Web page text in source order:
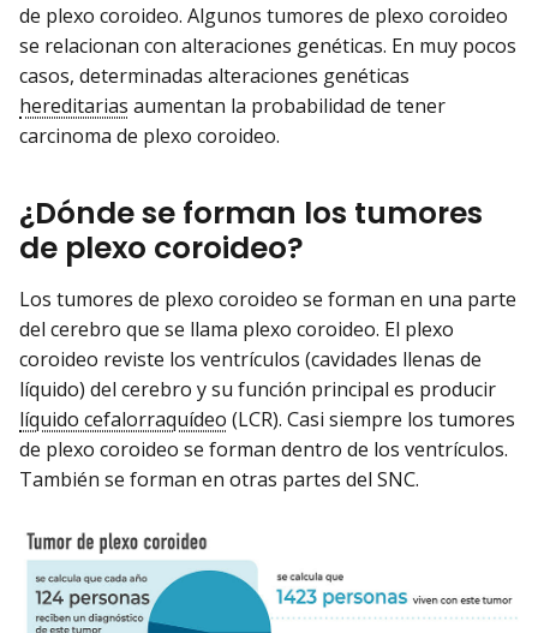
de plexo coroideo. Algunos tumores de plexo coroideo
se relacionan con alteraciones genéticas. En muy pocos
casos, determinadas alteraciones genéticas
hereditarias aumentan la probabilidad de tener
carcinoma de plexo coroideo.
¿Dónde se forman los tumores
de plexo coroideo?
Los tumores de plexo coroideo se forman en una parte
del cerebro que se llama plexo coroideo. El plexo
coroideo reviste los ventrículos (cavidades llenas de
líquido) del cerebro y su función principal es producir
líquido cefalorraquídeo (LCR). Casi siempre los tumores
de plexo coroideo se forman dentro de los ventrículos.
También se forman en otras partes del SNC.